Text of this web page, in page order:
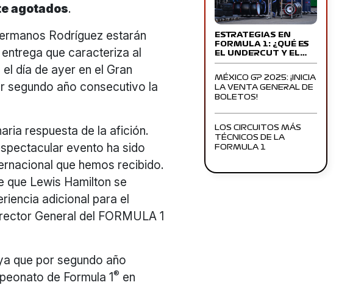
agotados.
Rodríguez estarán
que caracteriza al
día de ayer en el Gran
segundo año consecutivo la
respuesta de la afición.
evento ha sido
que hemos recibido.
que Lewis Hamilton se
adicional para el
General del FORMULA 1
que por segundo año
de Formula 1® en
ESTRATEGIAS EN
FORMULA 1: ¿QUÉ ES
EL UNDERCUT Y EL…
MÉXICO GP 2025: ¡INICIA
LA VENTA GENERAL DE
BOLETOS!
LOS CIRCUITOS MÁS
TÉCNICOS DE LA
FORMULA 1